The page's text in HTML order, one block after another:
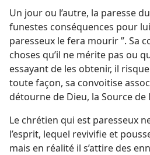
Un jour ou l’autre, la paresse
funestes conséquences pour
paresseux le fera mourir ”. Sa
choses qu’il ne mérite pas ou
essayant de les obtenir, il
toute façon, sa convoitise
détourne de Dieu, la Source
Le chrétien qui est paresseux
l’esprit, lequel revivifie et
mais en réalité il s’attire des